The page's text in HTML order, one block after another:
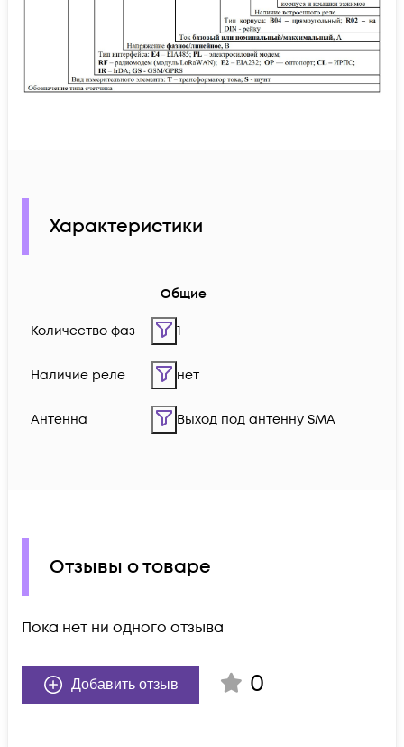
Характеристики
Общие
Количество фаз 1
Наличие реле нет
Антенна Выход под антенну SMA
Отзывы о товаре
Пока нет ни одного отзыва
Добавить отзыв 0